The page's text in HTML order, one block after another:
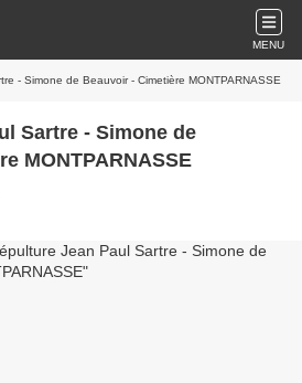
MENU
- Simone de Beauvoir - Cimetière MONTPARNASSE
Sartre - Simone de
MONTPARNASSE